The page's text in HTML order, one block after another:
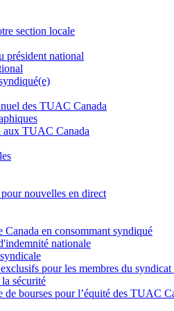
section locale
président national
des TUAC Canada
aux TUAC Canada
nouvelles en direct
Canada en consommant syndiqué
nationale
pour les membres du
sécurité
de bourses pour l’équité des TUAC